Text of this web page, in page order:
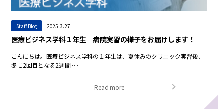
Staff Blog 2025.3.27
医療ビジネス学科１年生 病院実習の様子をお届けします！
こんにちは。医療ビジネス学科の１年生は、夏休みのクリニック実習後、
冬に2回目となる2週間･･･
Read more